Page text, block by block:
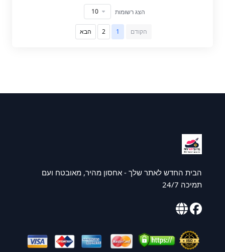
הקודם 1
2 הבא
הצג רשומות
הבית החדש לאתר שלך - אחסון מהיר, מאובטח ועם
תמיכה 24/7